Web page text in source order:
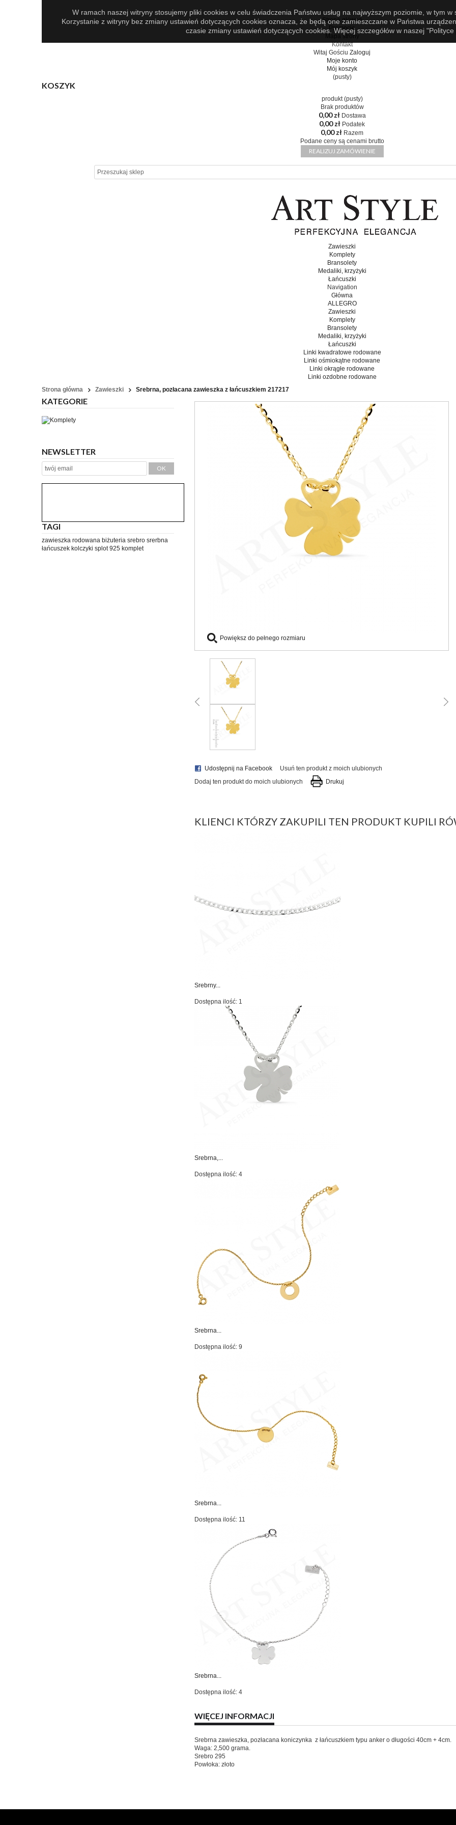
Strona główna
Promocje
Mapa strony
Kontakt
Witaj Gościu Zaloguj
Moje konto
Mój koszyk
(pusty)
KOSZYK
produkt (pusty)
Brak produktów
0,00 zł Dostawa
0,00 zł Podatek
0,00 zł Razem
Podane ceny są cenami brutto
REALIZUJ ZAMÓWIENIE
Zawieszki
Komplety
Bransolety
Medaliki, krzyżyki
Łańcuszki
Navigation
Główna
ALLEGRO
Zawieszki
Komplety
Bransolety
Medaliki, krzyżyki
Łańcuszki
Linki kwadratowe rodowane
Linki ośmiokątne rodowane
Linki okrągłe rodowane
Linki ozdobne rodowane
Strona główna
Zawieszki Srebrna, pozłacana zawieszka z łańcuszkiem 217217
KATEGORIE
NEWSLETTER
TAGI
zawieszka rodowana biżuteria srebro srerbna
łańcuszek kolczyki splot 925 komplet
Powiększ do pełnego rozmiaru
Udostępnij na Facebook
Usuń ten produkt z moich ulubionych
Dodaj ten produkt do moich ulubionych
Drukuj
KLIENCI KTÓRZY ZAKUPILI TEN PRODUKT KUPILI
Srebrny...
Dostępna ilość: 1
Srebrna,...
Dostępna ilość: 4
Srebrna...
Dostępna ilość: 9
Srebrna...
Dostępna ilość: 11
Srebrna...
Dostępna ilość: 4
WIĘCEJ INFORMACJI
Srebrna zawieszka, pozłacana koniczynka z łańcuszkiem typu anker o długości 40cm + 4cm.
Waga: 2,500 grama.
Srebro 295
Powłoka: złoto
W ramach naszej witryny stosujemy pliki cookies w celu świadczenia Państwu usług na najwyższym poziomie, w tym
Korzystanie z witryny bez zmiany ustawień dotyczących cookies oznacza, że będą one zamieszczane w Państwa
czasie zmiany ustawień dotyczących cookies. Więcej szczegółów w naszej "Polityce